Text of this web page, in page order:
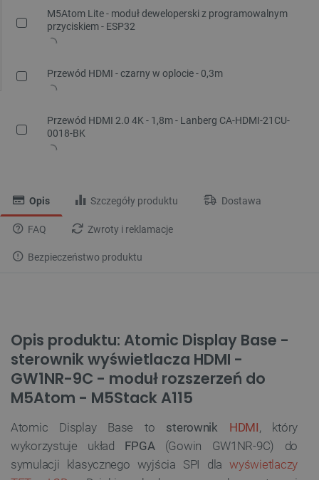
M5Atom Lite - moduł deweloperski z programowalnym
przyciskiem - ESP32
Przewód HDMI - czarny w oplocie - 0,3m
Przewód HDMI 2.0 4K - 1,8m - Lanberg CA-HDMI-21CU-
0018-BK
Opis Szczegóły produktu Dostawa
FAQ Zwroty i reklamacje
Bezpieczeństwo produktu
Opis produktu: Atomic Display Base -
sterownik wyświetlacza HDMI -
GW1NR-9C - moduł rozszerzeń do
M5Atom - M5Stack A115
Atomic Display Base to sterownik HDMI, który
wykorzystuje układ FPGA(Gowin GW1NR-9C) do
symulacji klasycznego wyjścia SPI dlawyświetlaczy